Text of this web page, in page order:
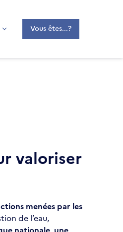
Vous êtes...?
valoriser
menées par les
de l’eau,